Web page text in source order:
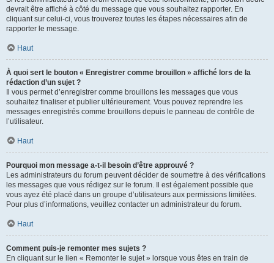
devrait être affiché à côté du message que vous souhaitez rapporter. En
cliquant sur celui-ci, vous trouverez toutes les étapes nécessaires afin de
rapporter le message.
Haut
À quoi sert le bouton « Enregistrer comme brouillon » affiché lors de la
rédaction d’un sujet ?
Il vous permet d’enregistrer comme brouillons les messages que vous
souhaitez finaliser et publier ultérieurement. Vous pouvez reprendre les
messages enregistrés comme brouillons depuis le panneau de contrôle de
l’utilisateur.
Haut
Pourquoi mon message a-t-il besoin d’être approuvé ?
Les administrateurs du forum peuvent décider de soumettre à des vérifications
les messages que vous rédigez sur le forum. Il est également possible que
vous ayez été placé dans un groupe d’utilisateurs aux permissions limitées.
Pour plus d’informations, veuillez contacter un administrateur du forum.
Haut
Comment puis-je remonter mes sujets ?
En cliquant sur le lien « Remonter le sujet » lorsque vous êtes en train de